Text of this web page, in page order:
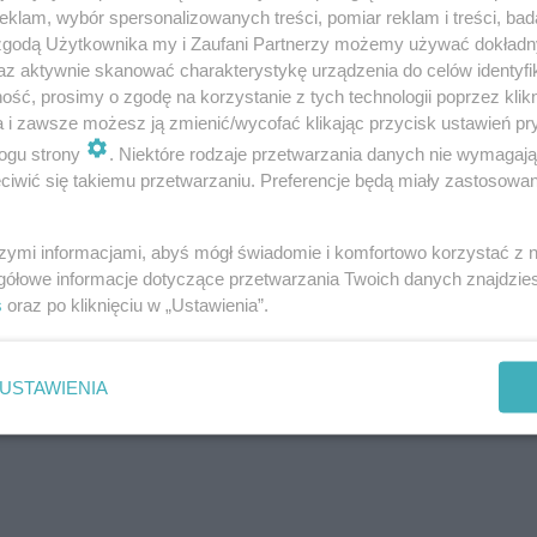
do spędzania wspólnego czasu z rodziną i
w wolnym czasie. Obszerny taras z tyłu
A w ogrodzie oczywiście jabłonie starych odmian i
ona w tym domu ulokowana w jednym z najbardziej
Umieszczenie małego domowego
pod warunkiem, że nie będzie on ogrzewany,
z kuchni przy zachowaniu dobrej izolacyjności
wybór spersonalizowanych treści, pomiar reklam i treści,
Użytkownika my i Zaufani Partnerzy możemy używać
aktywnie skanować charakterystykę urządzenia do celów
prosimy o zgodę na korzystanie z tych technologii poprzez
i zawsze możesz ją zmienić/wycofać klikając przycisk ustawień
strony
. Niektóre rodzaje przetwarzania danych nie
się takiemu przetwarzaniu. Preferencje będą miały
informacjami, abyś mógł świadomie i komfortowo korzystać z
informacje dotyczące przetwarzania Twoich danych
oraz po kliknięciu w „Ustawienia”.
USTAWIENIA